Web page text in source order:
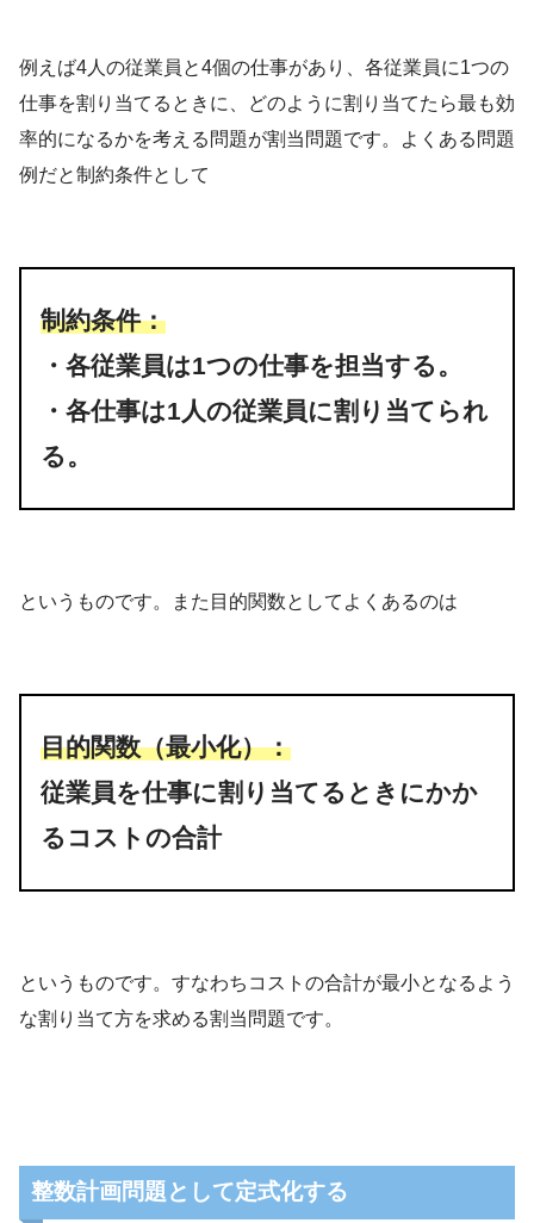
例えば4人の従業員と4個の仕事があり、各従業員に1つの
仕事を割り当てるときに、どのように割り当てたら最も効
率的になるかを考える問題が割当問題です。よくある問題
例だと制約条件として
制約条件：
・各従業員は1つの仕事を担当する。
・各仕事は1人の従業員に割り当てられ
る。
というものです。また目的関数としてよくあるのは
目的関数（最小化）：
従業員を仕事に割り当てるときにかか
るコストの合計
というものです。すなわちコストの合計が最小となるよう
な割り当て方を求める割当問題です。
整数計画問題として定式化する